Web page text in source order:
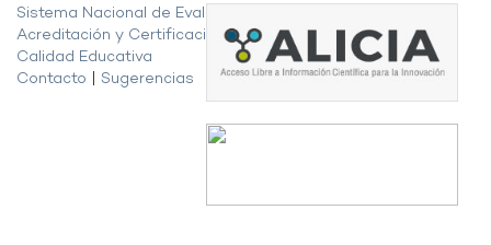
Sistema Nacional de Evaluación,
Acreditación y Certificación de la
Calidad Educativa
Contacto
Sugerencias